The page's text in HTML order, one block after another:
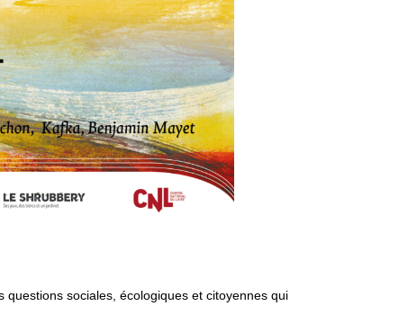
questions sociales, écologiques et citoyennes qui